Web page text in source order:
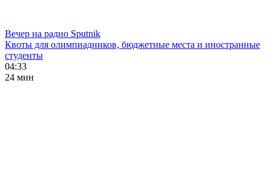
Вечер на радио Sputnik
Квоты для олимпиадников, бюджетные места и иностранные
студенты
04:33
24 мин